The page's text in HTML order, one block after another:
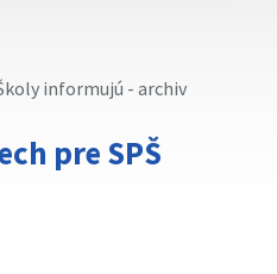
domény webového sídla.
informujú - archiv
pre SPŠ